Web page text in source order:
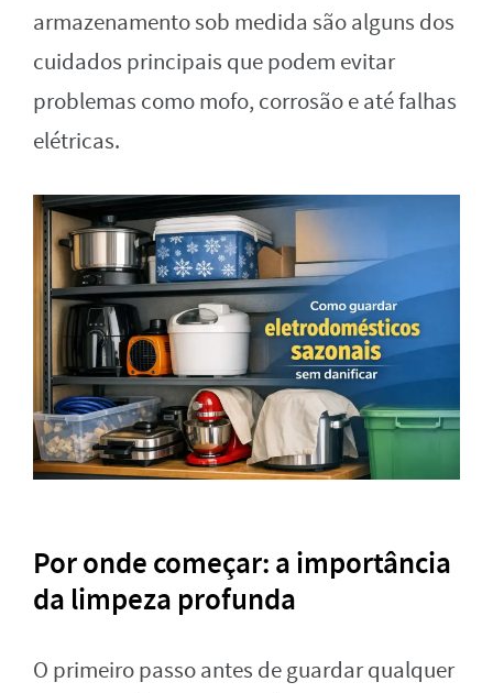
armazenamento sob medida são alguns dos
cuidados principais que podem evitar
problemas como mofo, corrosão e até falhas
elétricas.
Por onde começar: a importância
da limpeza profunda
O primeiro passo antes de guardar qualquer